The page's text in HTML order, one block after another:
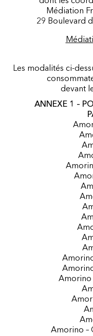
Médiation
29 Boulevard
Les modalités ci-
devant
ANNEXE 1 –
Amorino
Amorino –